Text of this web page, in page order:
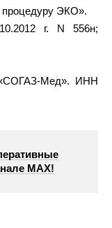
ЭКО».
г. N 556н;
Мед». ИНН
МАХ!